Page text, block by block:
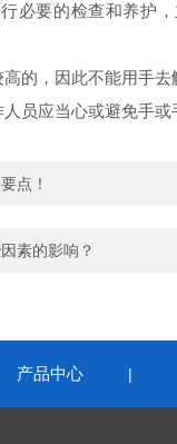
必要的检查和养护
的，因此不能用手
员应当心或避免手或
点！
素的影响？
产品中心 |